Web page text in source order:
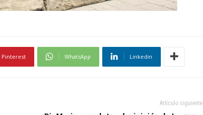
Pinterest WhatsApp Linkedin
Artículo siguiente